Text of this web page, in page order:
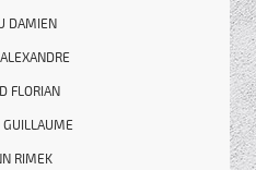
DAMIEN
FLORIAN
GUILLAUME
RIMEK